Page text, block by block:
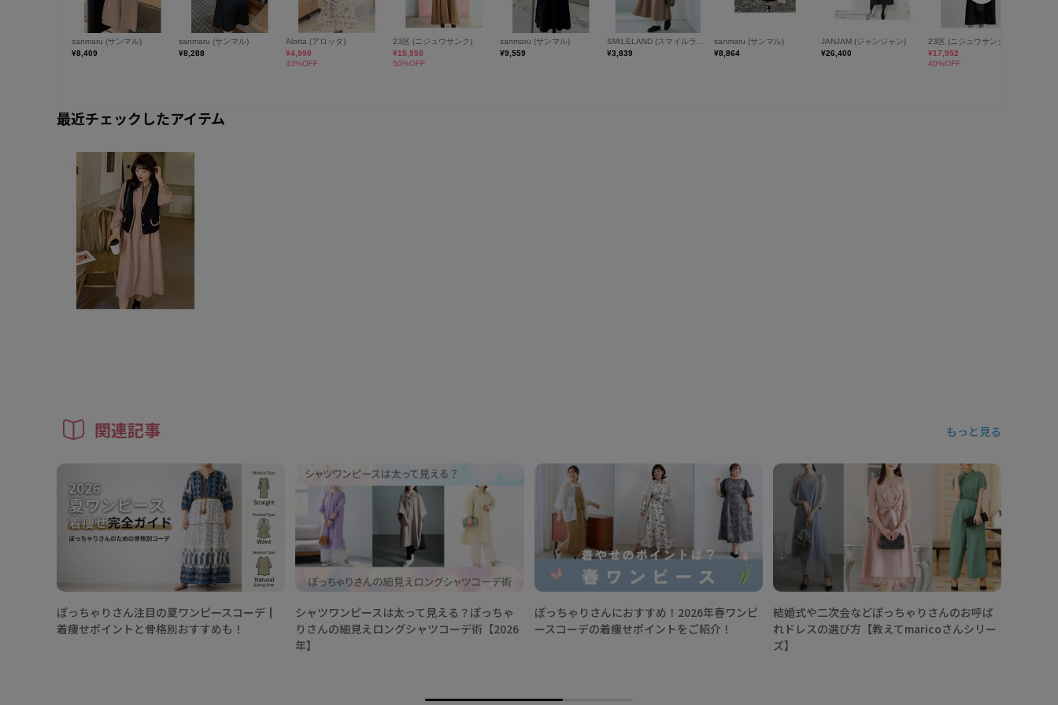
最近チェックしたアイテム
関連記事 もっと見る
ぽっちゃりさん注目の夏ワンピースコーデ┃
着痩せポイントと骨格別おすすめも！
シャツワンピースは太って見える？ぽっちゃ
りさんの細見えロングシャツコーデ術【2026
年】
ぽっちゃりさんにおすすめ！2026年春ワンピ
ースコーデの着痩せポイントをご紹介！
結婚式や二次会などぽっちゃりさんのお呼ば
れドレスの選び方【教えてmaricoさんシリー
ズ】